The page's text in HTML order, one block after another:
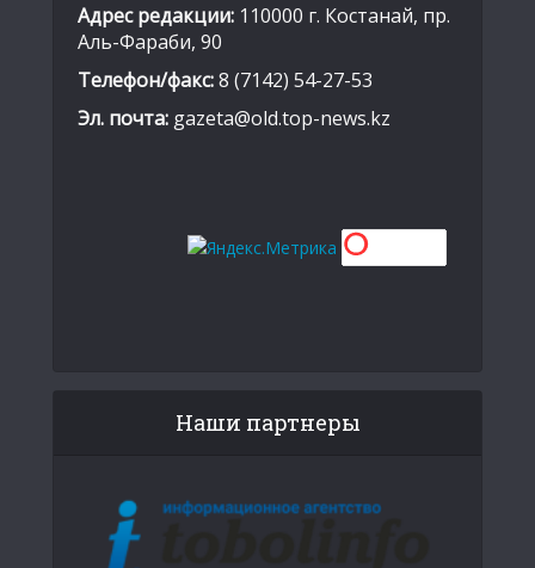
Адрес редакции: 110000 г. Костанай, пр.
Аль-Фараби, 90
Телефон/факс:8 (7142) 54-27-53
Эл. почта: gazeta@old.top-news.kz
Наши партнеры